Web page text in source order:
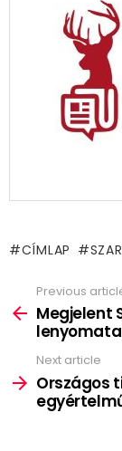
CÍMLAP
more
Previous
Megjelent
lenyomata
Next article
Országos